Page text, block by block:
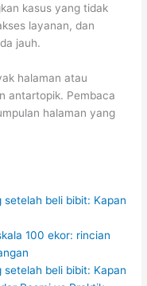
kasus yang tidak
layanan, dan
jauh.
halaman atau
antartopik. Pembaca
halaman yang
setelah beli bibit: Kapan
100 ekor: rincian
setelah beli bibit: Kapan